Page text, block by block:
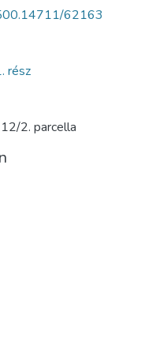
62163
rész
2. parcella